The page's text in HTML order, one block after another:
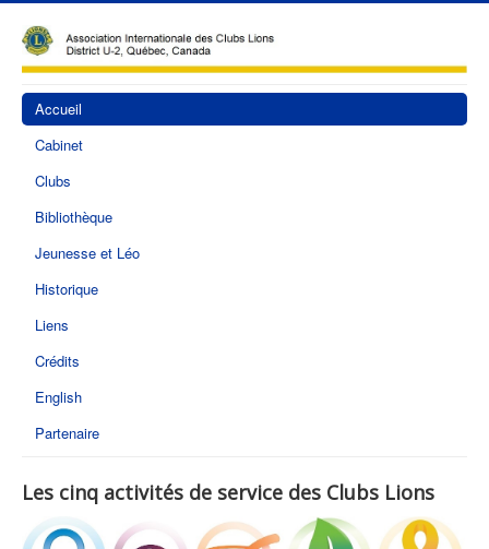
Accueil
Cabinet
Clubs
Bibliothèque
Jeunesse et Léo
Historique
Liens
Crédits
English
Partenaire
Les cinq activités de service des Clubs Lions